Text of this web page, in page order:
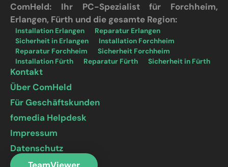
ComHeld: Ihr PC-Spezialist für Forchheim,
Erlangen, Fürth und die gesamte Region:
Installation Erlangen
Reparatur Erlangen
Sicherheit in Erlangen
Installation Forchheim
Reparatur Forchheim
Sicherheit Forchheim
Installation Fürth
Reparatur Fürth Sicherheit in Fürth
Kontakt
Über ComHeld
Für Geschäftskunden
fomedia Helpdesk
Impressum
Datenschutz